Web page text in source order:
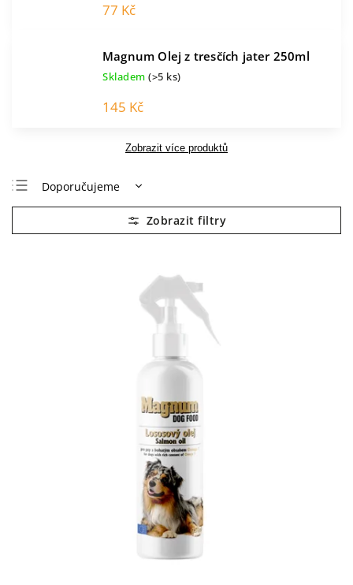
77 Kč
Magnum Olej z tresčích jater 250ml
Skladem (>5 ks)
145 Kč
Zobrazit více produktů
Doporučujeme
Nejlevnější
Nejdražší